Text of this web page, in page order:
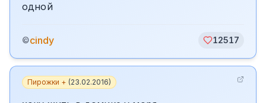
одной
©cindy 12517
Пирожки + (23.02.2016)